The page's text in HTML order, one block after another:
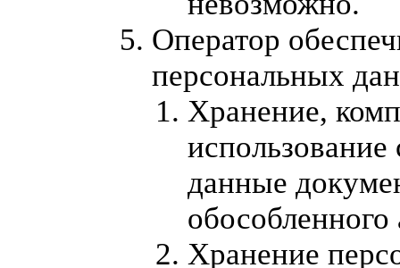
Оператор
персональных
Хранение,
данные
Хранение